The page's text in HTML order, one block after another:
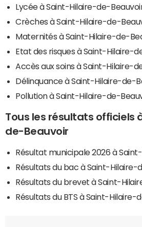
Lycée à Saint-Hilaire-de-
Crèches à Saint-Hilaire-de-
Maternités à Saint-Hilaire-de-
Etat des risques à Saint-Hilaire-
Accès aux soins à Saint-Hilaire-
Délinquance à Saint-Hilaire-de-
Pollution à Saint-Hilaire-de-
Tous les résultats officiels
de-Beauvoir
Résultat municipale 2026 à
Résultats du bac à Saint-Hilaire-
Résultats du brevet à Saint-
Résultats du BTS à Saint-Hilaire-